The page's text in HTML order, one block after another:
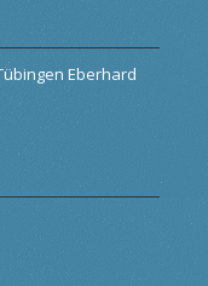
Eberhard